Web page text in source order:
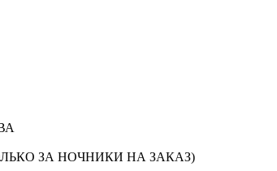
ЗА НОЧНИКИ НА ЗАКАЗ)